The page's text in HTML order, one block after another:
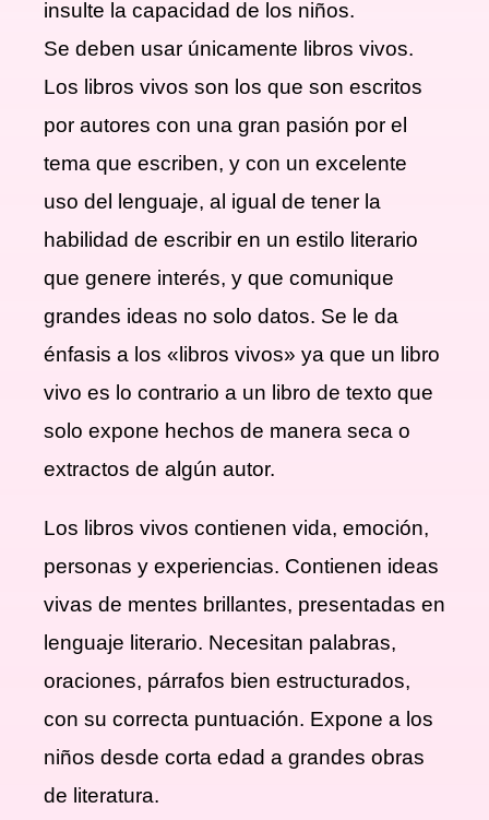
insulte la capacidad de los niños.
Se deben usar únicamente libros vivos.
Los libros vivos son los que son escritos
por autores con una gran pasión por el
tema que escriben, y con un excelente
uso del lenguaje, al igual de tener la
habilidad de escribir en un estilo literario
que genere interés, y que comunique
grandes ideas no solo datos. Se le da
énfasis a los «libros vivos» ya que un libro
vivo es lo contrario a un libro de texto que
solo expone hechos de manera seca o
extractos de algún autor.
Los libros vivos contienen vida, emoción,
personas y experiencias. Contienen ideas
vivas de mentes brillantes, presentadas en
lenguaje literario. Necesitan palabras,
oraciones, párrafos bien estructurados,
con su correcta puntuación. Expone a los
niños desde corta edad a grandes obras
de literatura.